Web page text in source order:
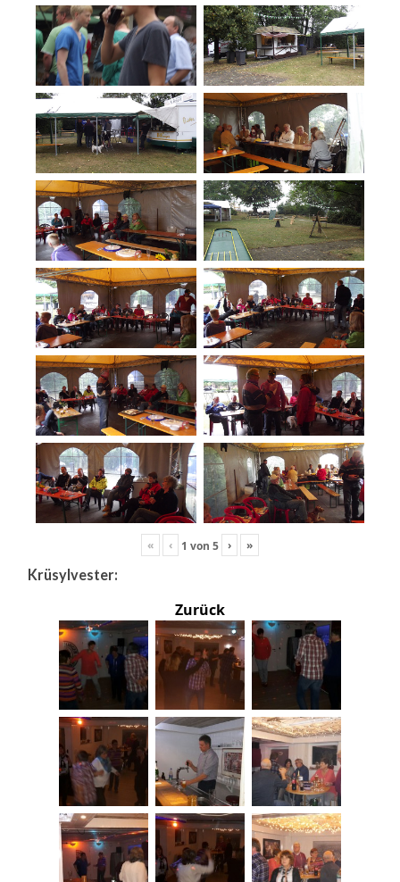
« ‹ 1 von 5 › »
Krüsylvester:
Zurück